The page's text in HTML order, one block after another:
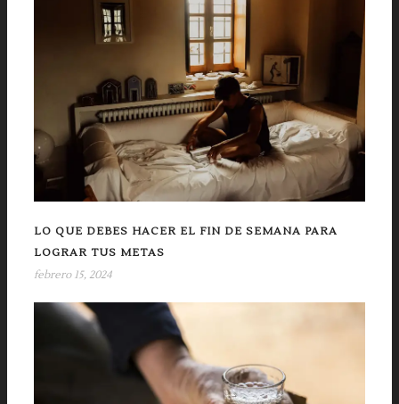
LO QUE DEBES HACER EL FIN DE SEMANA PARA
LOGRAR TUS METAS
febrero 15, 2024